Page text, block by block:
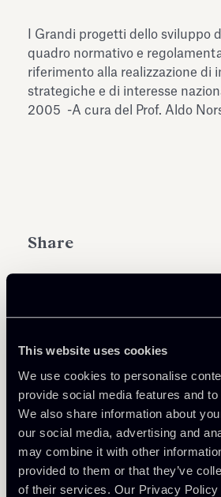
This website uses cookies
We use cookies to personalise
provide social media features and
We also share information about
our social media, advertising and
may combine it with other
provided to them or that they’ve
of their services. Our Privacy Policy
I Grandi progetti dello sviluppo
quadro normativo e
riferimento alla realizzazione di
strategiche e di interesse
2005 -A cura del Prof. Aldo
Share
Return to